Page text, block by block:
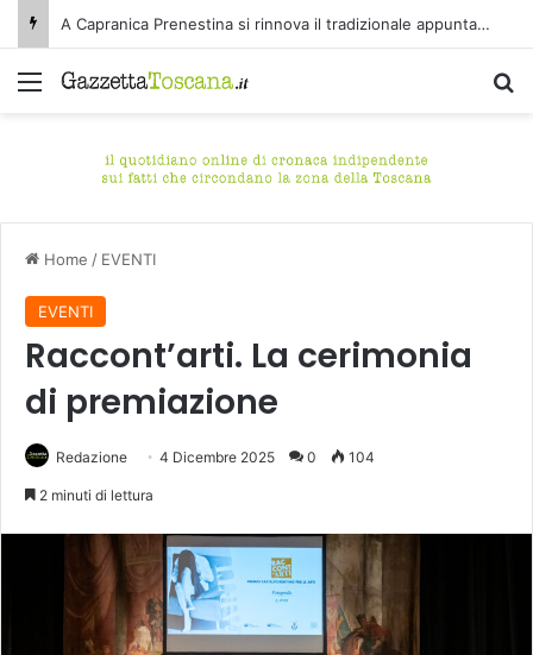
A Capranica Prenestina si rinnova il tradizionale appuntamento con il Concerto di Ferragosto presso il Tempio della Maddalena.
Menu
Home / EVENTI
EVENTI
Raccont’arti. La cerimonia
di premiazione
Redazione 4 Dicembre 2025 0 104
2 minuti di lettura